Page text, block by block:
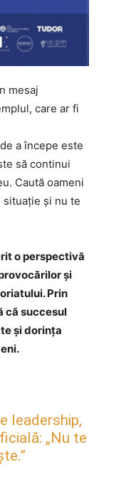
mesaj
care ar fi
a începe este
să continui
Caută oameni
situație și nu te
o perspectivă
și
Prin
că succesul
și dorința
leadership,
„Nu te